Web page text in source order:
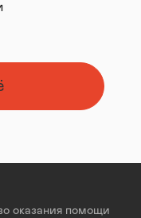
оказания помощи